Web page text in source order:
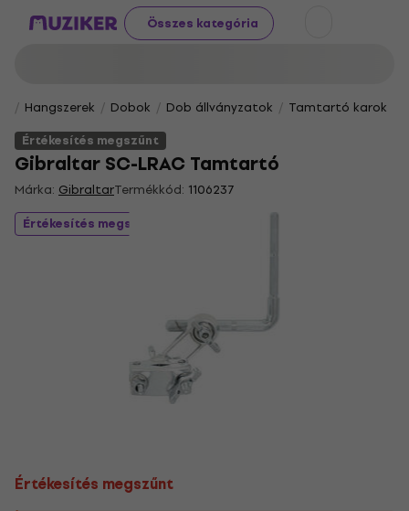
Összes kategória
Hangszerek Dobok Dob állványzatok
Tamtartó karok
Értékesítés megszűnt
Gibraltar SC-LRAC Tamtartó
Márka: GibraltarTermékkód: 1106237
Értékesítés megszűnt
Értékesítés megszűnt